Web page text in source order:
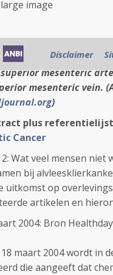
section of a computed
adenocarcinoma
mesenteric
mesenteric vein.
)
plus referentielijst
Cancer
Wat veel mensen
bij
uitkomst op
artikelen en
2004: Bron
maart 2004 wordt in
die aangeeft dat
Disclaimer